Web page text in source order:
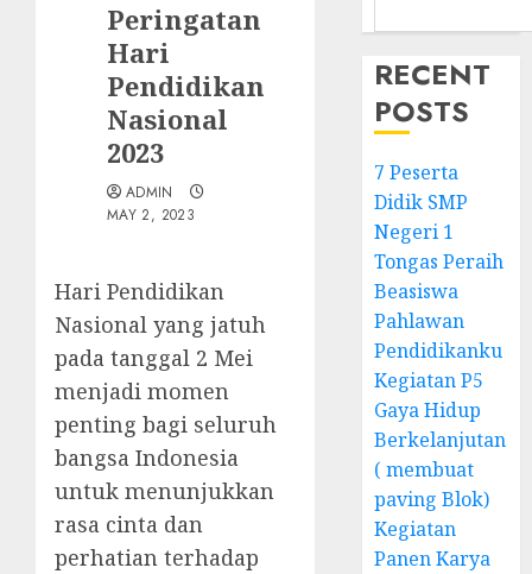
Peringatan
Hari
Pendidikan
Nasional
2023
ADMIN
MAY 2, 2023
Hari Pendidikan
Nasional yang jatuh
pada tanggal 2 Mei
menjadi momen
penting bagi seluruh
bangsa Indonesia
untuk menunjukkan
rasa cinta dan
perhatian terhadap
RECENT
POSTS
7 Peserta
Didik SMP
Negeri 1
Tongas Peraih
Beasiswa
Pahlawan
Pendidikanku
Kegiatan P5
Gaya Hidup
Berkelanjutan
( membuat
paving Blok)
Kegiatan
Panen Karya